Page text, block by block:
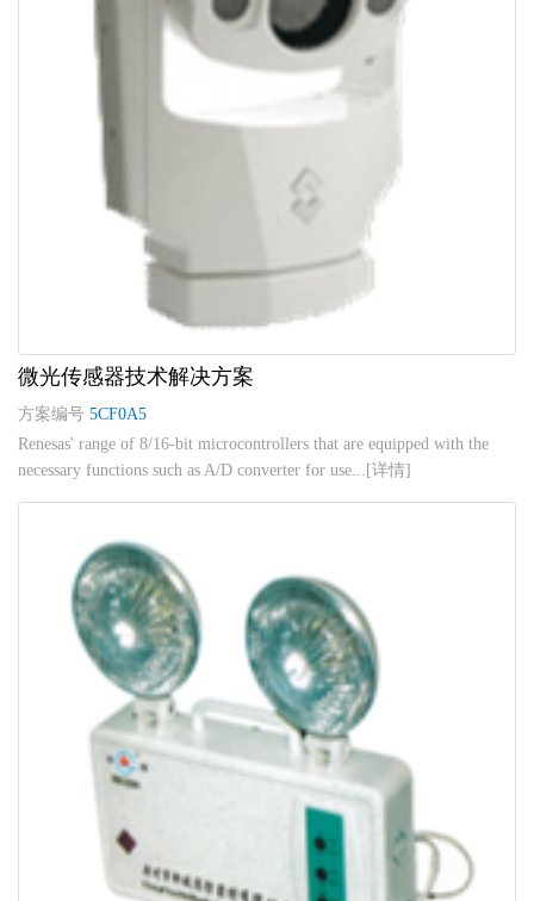
微光传感器技术解决方案
方案编号 5CF0A5
Renesas' range of 8/16-bit microcontrollers that are equipped with the
necessary functions such as A/D converter for use...[详情]